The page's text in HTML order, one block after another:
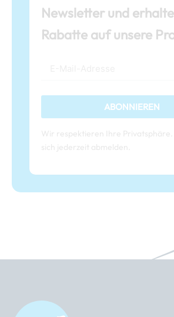
Newsletter und
Rabatte auf unsere
ABONNIEREN